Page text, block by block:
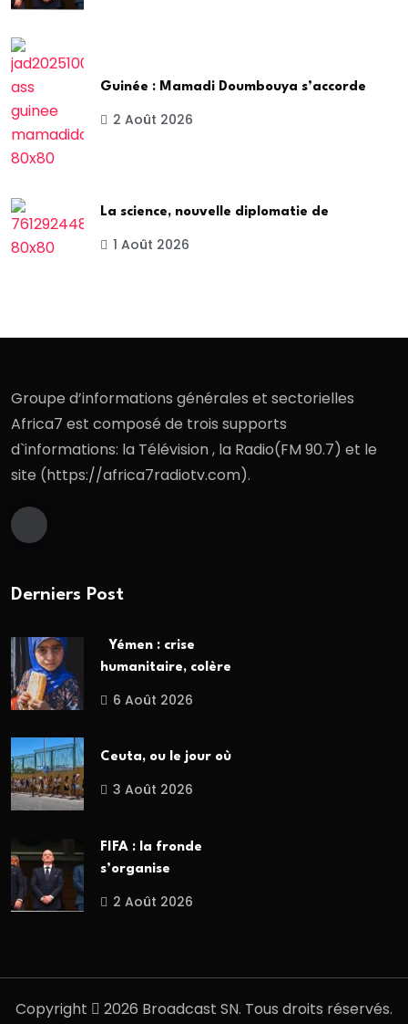
Guinée : Mamadi Doumbouya s’accorde
2 Août 2026
La science, nouvelle diplomatie de
1 Août 2026
Groupe d’informations générales et sectorielles
Africa7 est composé de trois supports
d`informations: la Télévision , la Radio(FM 90.7) et le
site (https://africa7radiotv.com).
Derniers Post
Yémen : crise
humanitaire, colère
6 Août 2026
Ceuta, ou le jour où
3 Août 2026
FIFA : la fronde
s’organise
2 Août 2026
Copyright 2026 Broadcast SN. Tous droits réservés.